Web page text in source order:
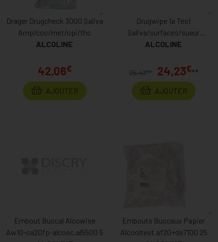
Drager Drugcheck 3000 Saliva
Amp/coc/met/opi/thc
ALCOLINE
42,06€
AJOUTER
Drugwipe 1a Test
Saliva/surfaces/sueur
Cannabis
ALCOLINE
25,43€ * 24,23€**
AJOUTER
Embout Buccal Alcowise
Aw10-ca20fp-alcosc.al5500 5
Embouts Buccaux Papier
Alcooltest.af20+da7100 25